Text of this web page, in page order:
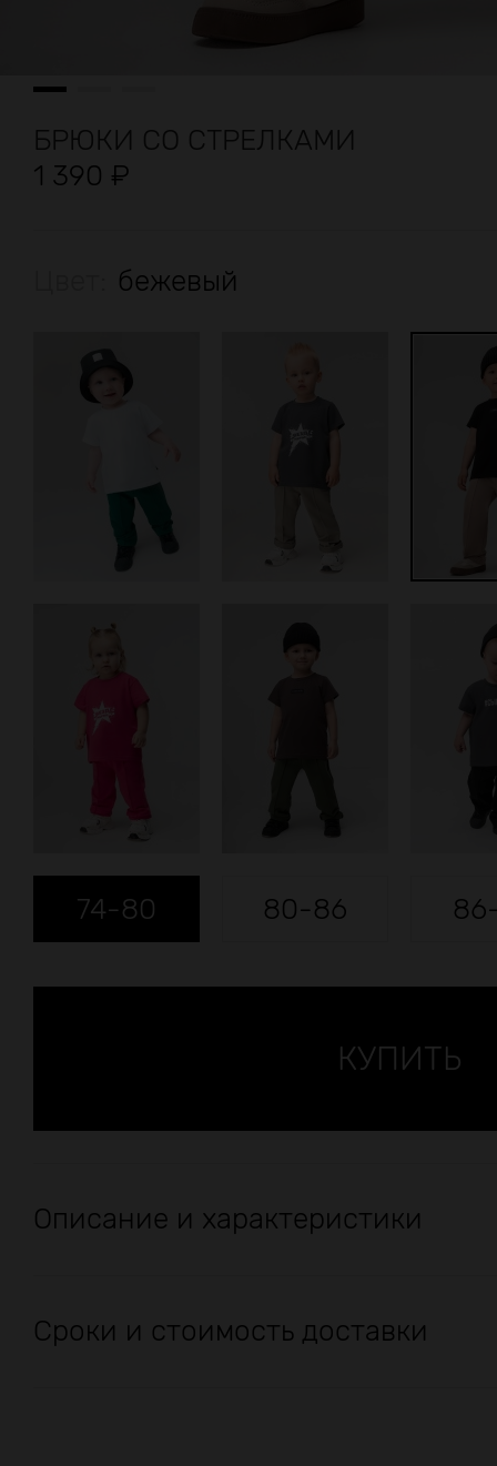
БРЮКИ СО СТРЕЛКАМИ
1 390 ₽
бежевый
74-80 80-86
Описание и характеристики
Сроки и стоимость доставки